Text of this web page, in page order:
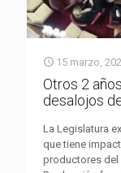
15 marzo,
Otros 2
desalojos
La Legislatura
que tiene
productores del